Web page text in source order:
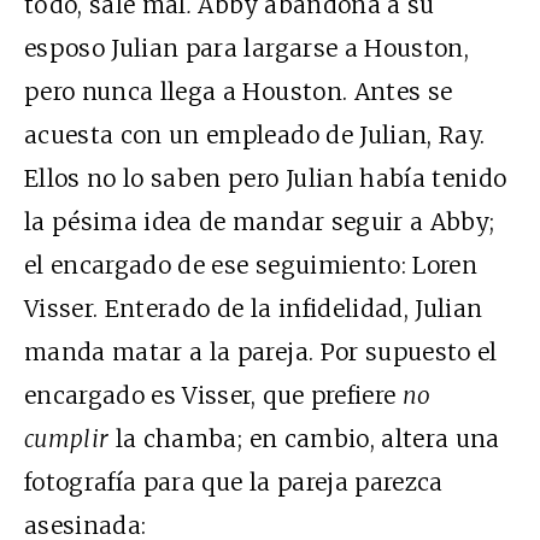
esposo Julian para largarse a Houston,
pero nunca llega a Houston. Antes se
acuesta con un empleado de Julian, Ray.
Ellos no lo saben pero Julian había tenido
la pésima idea de mandar seguir a Abby;
el encargado de ese seguimiento: Loren
Visser. Enterado de la infidelidad, Julian
manda matar a la pareja. Por supuesto el
encargado es Visser, que prefiere no
cumplir la chamba; en cambio, altera una
fotografía para que la pareja parezca
asesinada: